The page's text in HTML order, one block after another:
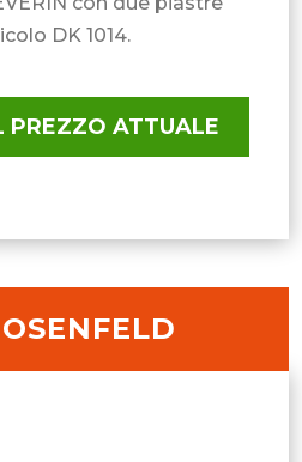
DK 1014.
PREZZO ATTUALE